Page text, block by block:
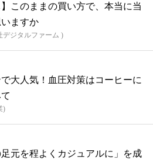
】このままの買い方で、本当に当
ますか
デジタルファーム )
大人気！血圧対策はコーヒーに
)
足元を程よくカジュアルに」を成